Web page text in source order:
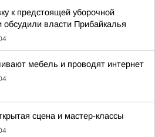
к предстоящей уборочной
обсудили власти Прибайкалья
мебель и проводят интернет
сцена и мастер-классы